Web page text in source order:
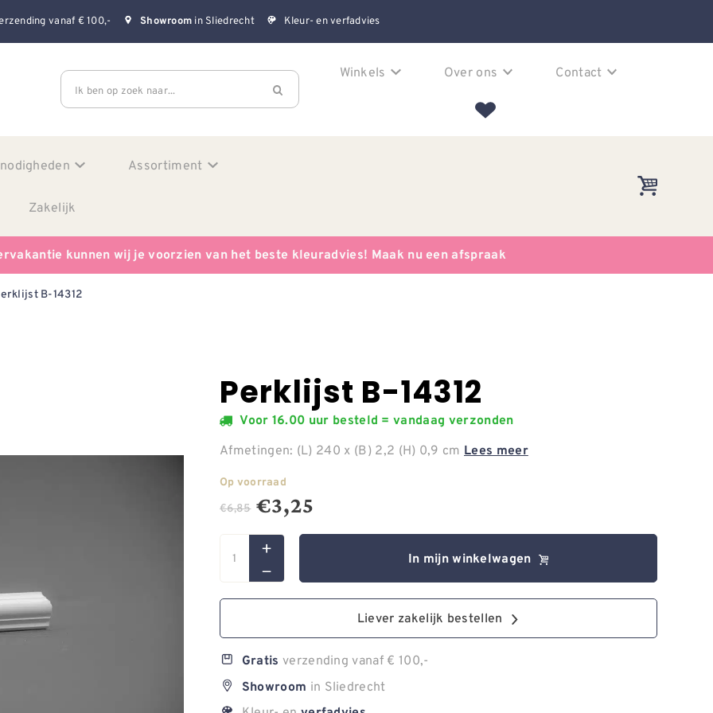
vanaf € 100,- Showroom in Sliedrecht Kleur- en verfadvies
Ik ben op zoek naar...
Winkels Over ons Contact
Assortiment
Zakelijk
kunnen wij je voorzien van het beste kleuradvies! Maak nu een afspraak
B-14312
Perklijst B-14312
Voor 16.00 uur besteld = vandaag verzonden
Afmetingen: (L) 240 x (B) 2,2 (H) 0,9 cm Lees meer
Op voorraad
€6,85 €3,25
In mijn winkelwagen
Liever zakelijk bestellen
Gratis verzending vanaf € 100,-
Showroom in Sliedrecht